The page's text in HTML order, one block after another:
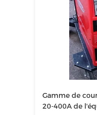
Gamme de
20-400A de